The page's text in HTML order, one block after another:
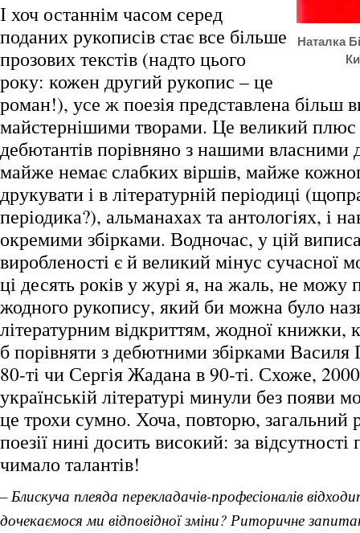
Наталка
І хоч останнім часом серед
поданих рукописів стає все більше
прозових текстів (надто цього
року: кожен другий рукопис – це
роман!), усе ж поезія представлена більш
майстернішими творами. Це великий плюс
дебютантів порівняно з нашими власними
майже немає слабких віршів, майже
друкувати і в літературній періодиці
періодика?), альманахах та антологіях, і
окремими збірками. Водночас, у цій
виробленості є й великий мінус сучасної
ці десять років у журі я, на жаль, не можу
жодного рукопису, який би можна було
літературним відкриттям, жодної книжки,
б порівняти з дебютними збірками
80-ті чи Сергія Жадана в 90-ті. Схоже,
українській літературі минули без появи
це трохи сумно. Хоча, повторю, загальний
поезії нині досить високий: за відсутності
чимало талантів!
– Блискуча плеяда перекладачів-професіоналів
дочекаємося ми відповідної зміни? Риторичне